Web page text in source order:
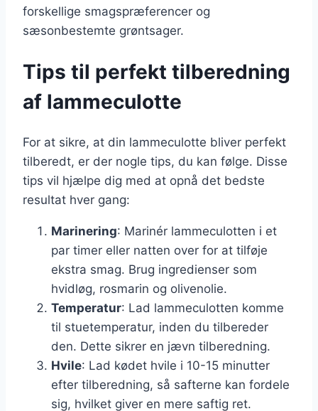
forskellige smagspræferencer og
sæsonbestemte grøntsager.
Tips til perfekt tilberedning
af lammeculotte
For at sikre, at din lammeculotte bliver perfekt
tilberedt, er der nogle tips, du kan følge. Disse
tips vil hjælpe dig med at opnå det bedste
resultat hver gang:
Marinering: Marinér lammeculotten i et
par timer eller natten over for at tilføje
ekstra smag. Brug ingredienser som
hvidløg, rosmarin og olivenolie.
Temperatur: Lad lammeculotten komme
til stuetemperatur, inden du tilbereder
den. Dette sikrer en jævn tilberedning.
Hvile: Lad kødet hvile i 10-15 minutter
efter tilberedning, så safterne kan fordele
sig, hvilket giver en mere saftig ret.